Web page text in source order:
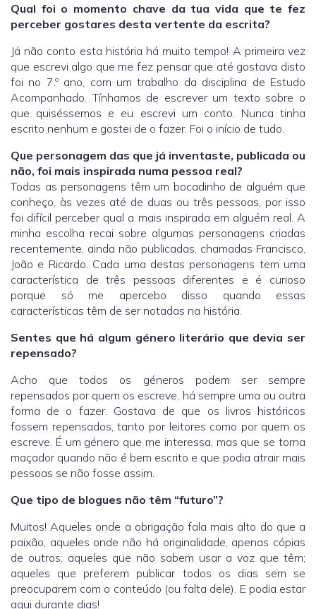
Qual foi o momento chave da tua vida que te fez
perceber gostares desta vertente da escrita?
Já não conto esta história há muito tempo! A primeira vez
que escrevi algo que me fez pensar que até gostava disto
foi no 7.º ano, com um trabalho da disciplina de Estudo
Acompanhado. Tínhamos de escrever um texto sobre o
que quiséssemos e eu escrevi um conto. Nunca tinha
escrito nenhum e gostei de o fazer. Foi o início de tudo.
Que personagem das que já inventaste, publicada ou
não, foi mais inspirada numa pessoa real?
Todas as personagens têm um bocadinho de alguém que
conheço, às vezes até de duas ou três pessoas, por isso
foi difícil perceber qual a mais inspirada em alguém real. A
minha escolha recai sobre algumas personagens criadas
recentemente, ainda não publicadas, chamadas Francisco,
João e Ricardo. Cada uma destas personagens tem uma
característica de três pessoas diferentes e é curioso
porque só me apercebo disso quando essas
características têm de ser notadas na história.
Sentes que há algum género literário que devia ser
repensado?
Acho que todos os géneros podem ser sempre
repensados por quem os escreve, há sempre uma ou outra
forma de o fazer. Gostava de que os livros históricos
fossem repensados, tanto por leitores como por quem os
escreve. É um género que me interessa, mas que se torna
maçador quando não é bem escrito e que podia atrair mais
pessoas se não fosse assim.
Que tipo de blogues não têm “futuro”?
Muitos! Aqueles onde a obrigação fala mais alto do que a
paixão; aqueles onde não há originalidade, apenas cópias
de outros; aqueles que não sabem usar a voz que têm;
aqueles que preferem publicar todos os dias sem se
preocuparem com o conteúdo (ou falta dele). E podia estar
aqui durante dias!